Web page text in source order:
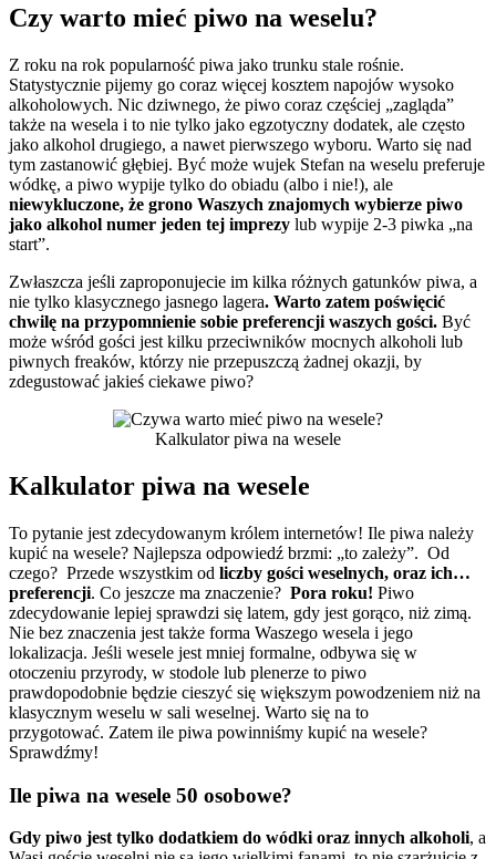
Czy warto mieć piwo na weselu?
Z roku na rok popularność piwa jako trunku stale rośnie.
Statystycznie pijemy go coraz więcej kosztem napojów wysoko
alkoholowych. Nic dziwnego, że piwo coraz częściej „zagląda”
także na wesela i to nie tylko jako egzotyczny dodatek, ale często
jako alkohol drugiego, a nawet pierwszego wyboru. Warto się nad
tym zastanowić głębiej. Być może wujek Stefan na weselu preferuje
wódkę, a piwo wypije tylko do obiadu (albo i nie!), ale
niewykluczone, że grono Waszych znajomych wybierze piwo
jako alkohol numer jeden tej imprezy lub wypije 2-3 piwka „na
start”.
Zwłaszcza jeśli zaproponujecie im kilka różnych gatunków piwa, a
nie tylko klasycznego jasnego lagera. Warto zatem poświęcić
chwilę na przypomnienie sobie preferencji waszych gości. Być
może wśród gości jest kilku przeciwników mocnych alkoholi lub
piwnych freaków, którzy nie przepuszczą żadnej okazji, by
zdegustować jakieś ciekawe piwo?
Kalkulator piwa na wesele
Kalkulator piwa na wesele
To pytanie jest zdecydowanym królem internetów! Ile piwa należy
kupić na wesele? Najlepsza odpowiedź brzmi: „to zależy”. Od
czego? Przede wszystkim od liczby gości weselnych, oraz ich…
preferencji. Co jeszcze ma znaczenie? Pora roku! Piwo
zdecydowanie lepiej sprawdzi się latem, gdy jest gorąco, niż zimą.
Nie bez znaczenia jest także forma Waszego wesela i jego
lokalizacja. Jeśli wesele jest mniej formalne, odbywa się w
otoczeniu przyrody, w stodole lub plenerze to piwo
prawdopodobnie będzie cieszyć się większym powodzeniem niż na
klasycznym weselu w sali weselnej. Warto się na to
przygotować. Zatem ile piwa powinniśmy kupić na wesele?
Sprawdźmy!
Ile piwa na wesele 50 osobowe?
Gdy piwo jest tylko dodatkiem do wódki oraz innych alkoholi, a